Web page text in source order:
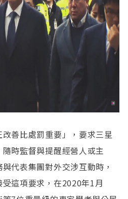
善比處罰重要」，要求三星
時監督與提醒經營人或主
代表集團對外交涉互動時，
這項要求，在2020年1月